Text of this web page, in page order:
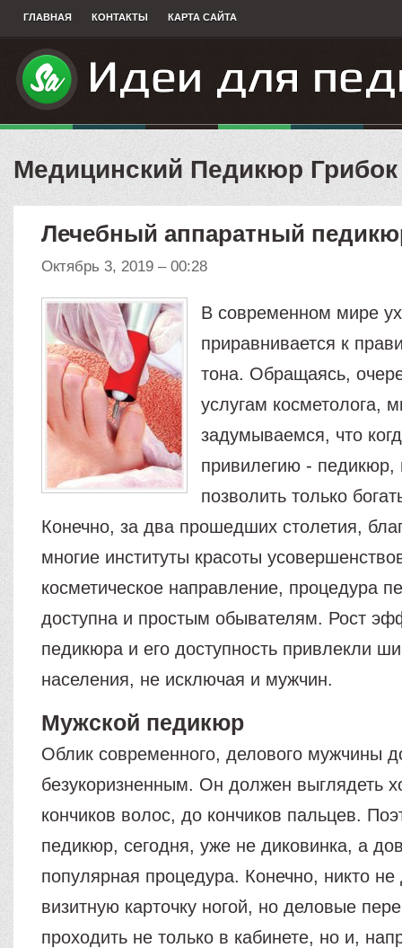
ГЛАВНАЯ КОНТАКТЫ КАРТА САЙТА
Медицинский Педикюр
Лечебный аппаратный
Октябрь 3, 2019 – 00:28
В современном мире
приравнивается к
тона. Обращаясь,
услугам косметолога,
задумываемся, что
привилегию - педикюр,
позволить только
Конечно, за два прошедших столетия,
многие институты красоты
косметическое направление, процедура
доступна и простым обывателям. Рост
педикюра и его доступность привлекли
населения, не исключая и мужчин.
Мужской педикюр
Облик современного, делового мужчины
безукоризненным. Он должен выглядеть
кончиков волос, до кончиков пальцев.
педикюр, сегодня, уже не диковинка, а
популярная процедура. Конечно, никто
визитную карточку ногой, но деловые
проходить не только в кабинете, но и,